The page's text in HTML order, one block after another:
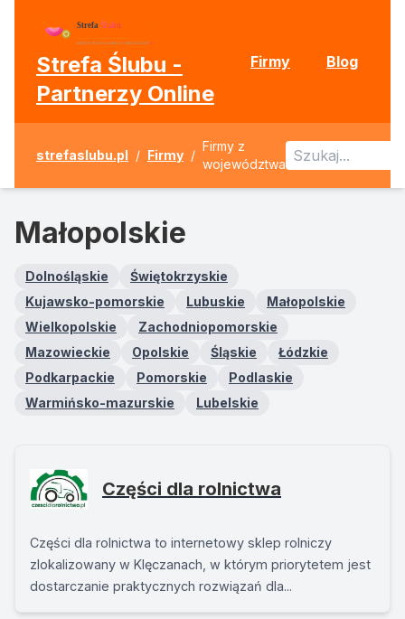
Strefa Ślubu -
Partnerzy Online
Firmy Blog
strefaslubu.pl / Firmy /
Firmy z
województwa
Małopolskie
Dolnośląskie
Świętokrzyskie
Kujawsko-pomorskie
Lubuskie
Małopolskie
Wielkopolskie
Zachodniopomorskie
Mazowieckie
Opolskie Śląskie
Łódzkie
Podkarpackie
Pomorskie
Podlaskie
Warmińsko-mazurskie
Lubelskie
Części dla rolnictwa
Części dla rolnictwa to internetowy sklep rolniczy
zlokalizowany w Klęczanach, w którym priorytetem jest
dostarczanie praktycznych rozwiązań dla...